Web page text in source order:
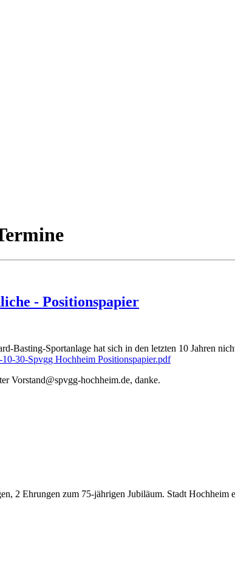
- Positionspapier
Basting-Sportanlage hat sich in den letzten 10 Jahren
10-30-Spvgg Hochheim Positionspapier.pdf
Vorstand@spvgg-hochheim.de, danke.
2 Ehrungen zum 75-jährigen Jubiläum. Stadt Hochheim